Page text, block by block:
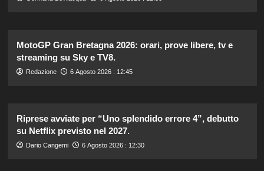
MotoGP Gran Bretagna 2026: orari, prove libere, tv e
streaming su Sky e TV8.
Redazione 6 Agosto 2026 : 12:45
Riprese avviate per “Uno splendido errore 4”, debutto
su Netflix previsto nel 2027.
Dario Cangemi 6 Agosto 2026 : 12:30